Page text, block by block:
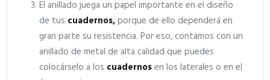
El anillado juega un papel importante en el diseño
de tus cuadernos,porque de ello dependerá en
gran parte su resistencia. Por eso, contamos con un
anillado de metal de alta calidad que puedes
colocárselo a los cuadernosen los laterales o en el